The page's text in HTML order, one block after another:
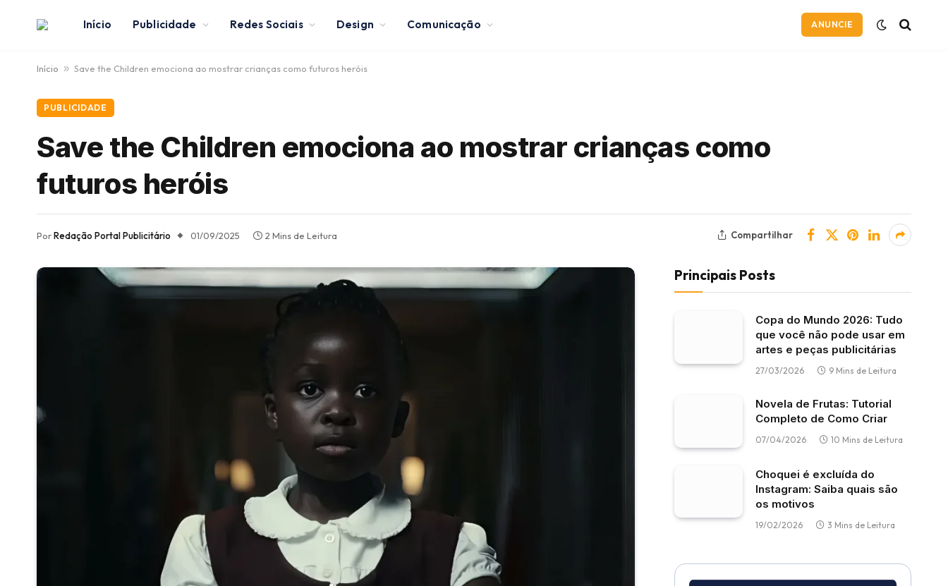
Início Publicidade Redes Sociais Design Comunicação ANUNCIE
Início » Save the Children emociona ao mostrar crianças como futuros heróis
PUBLICIDADE
Save the Children emociona ao mostrar crianças como
futuros heróis
PorRedação Portal Publicitário 01/09/2025 2 Mins de Leitura Compartilhar
Principais Posts
Copa do Mundo 2026: Tudo
que você não pode usar em
artes e peças publicitárias
27/03/2026 9 Mins de Leitura
Novela de Frutas: Tutorial
Completo de Como Criar
07/04/2026 10 Mins de Leitura
Choquei é excluída do
Instagram: Saiba quais são
os motivos
19/02/2026 3 Mins de Leitura